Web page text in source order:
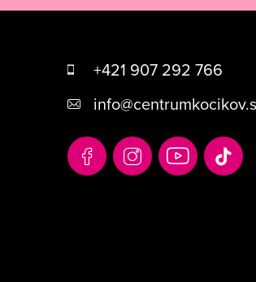
+421 907 292 766
info@